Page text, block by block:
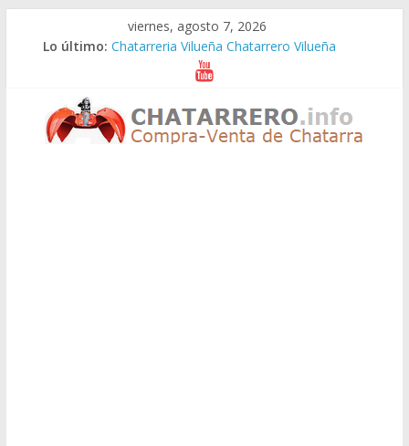
viernes, agosto 7, 2026
Lo último: Chatarreria Vilueña Chatarrero Vilueña
Chatarreria Zuera Chatarrero Zuera
Chatarreria Zaragoza Chatarrero Zaragoza
Chatarreria Zaida Chatarrero Zaida
Chatarreria Vistabella Chatarrero Vistabella